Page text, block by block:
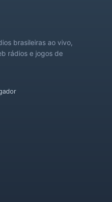
brasileiras ao vivo,
rádios e jogos de